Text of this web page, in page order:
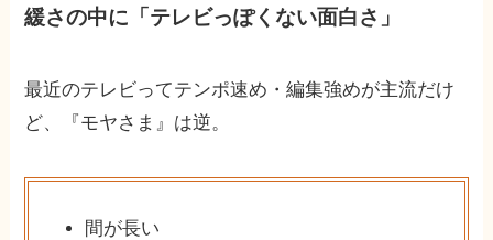
緩さの中に「テレビっぽくない面白さ」
最近のテレビってテンポ速め・編集強めが主流だけ
ど、『モヤさま』は逆。
間が長い